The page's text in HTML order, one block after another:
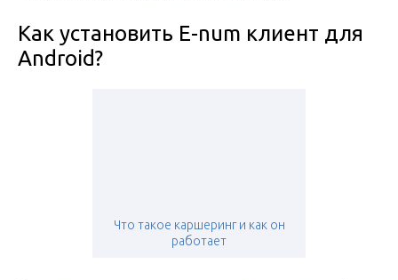
Как установить E-num клиент для
Android?
Что такое каршеринг и как он
работает